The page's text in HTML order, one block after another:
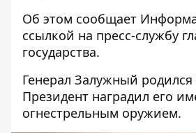
Об этом сообщает
ссылкой на пресс-службу
государства.
Генерал Залужный
Президент наградил его
огнестрельным оружием.